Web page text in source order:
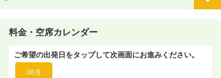
料金・空席カレンダー
ご希望の出発日をタップして次画面にお進みください。
08月